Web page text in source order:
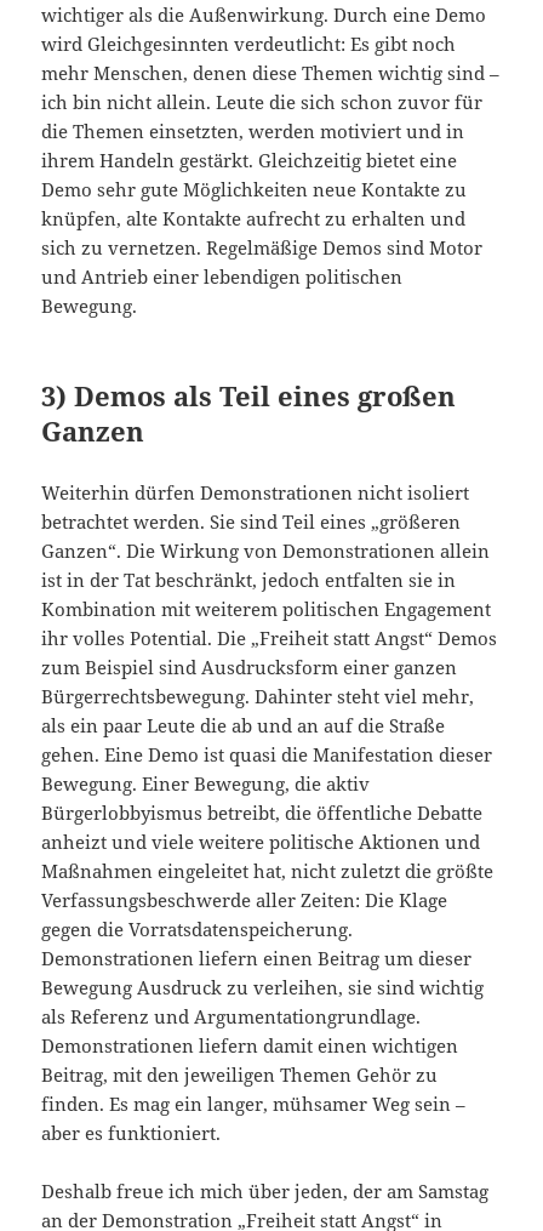
wichtiger als die Außenwirkung. Durch eine Demo
wird Gleichgesinnten verdeutlicht: Es gibt noch
mehr Menschen, denen diese Themen wichtig sind –
ich bin nicht allein. Leute die sich schon zuvor für
die Themen einsetzten, werden motiviert und in
ihrem Handeln gestärkt. Gleichzeitig bietet eine
Demo sehr gute Möglichkeiten neue Kontakte zu
knüpfen, alte Kontakte aufrecht zu erhalten und
sich zu vernetzen. Regelmäßige Demos sind Motor
und Antrieb einer lebendigen politischen
Bewegung.
3) Demos als Teil eines großen
Ganzen
Weiterhin dürfen Demonstrationen nicht isoliert
betrachtet werden. Sie sind Teil eines „größeren
Ganzen“. Die Wirkung von Demonstrationen allein
ist in der Tat beschränkt, jedoch entfalten sie in
Kombination mit weiterem politischen Engagement
ihr volles Potential. Die „Freiheit statt Angst“ Demos
zum Beispiel sind Ausdrucksform einer ganzen
Bürgerrechtsbewegung. Dahinter steht viel mehr,
als ein paar Leute die ab und an auf die Straße
gehen. Eine Demo ist quasi die Manifestation dieser
Bewegung. Einer Bewegung, die aktiv
Bürgerlobbyismus betreibt, die öffentliche Debatte
anheizt und viele weitere politische Aktionen und
Maßnahmen eingeleitet hat, nicht zuletzt die größte
Verfassungsbeschwerde aller Zeiten: Die Klage
gegen die Vorratsdatenspeicherung.
Demonstrationen liefern einen Beitrag um dieser
Bewegung Ausdruck zu verleihen, sie sind wichtig
als Referenz und Argumentationgrundlage.
Demonstrationen liefern damit einen wichtigen
Beitrag, mit den jeweiligen Themen Gehör zu
finden. Es mag ein langer, mühsamer Weg sein –
aber es funktioniert.
Deshalb freue ich mich über jeden, der am Samstag
an der Demonstration „Freiheit statt Angst“ in